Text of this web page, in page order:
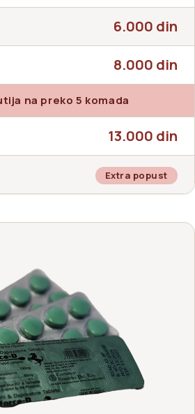
6.000 din
8.000 din
na preko 5 komada
13.000 din
Extra popust